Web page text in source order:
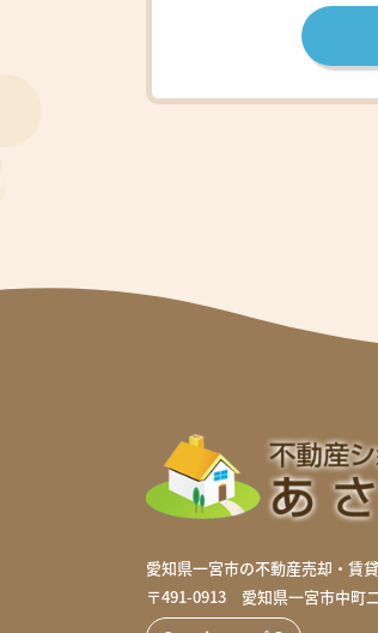
愛知県一宮市の不動産売却・賃
〒491-0913 愛知県一宮市中町